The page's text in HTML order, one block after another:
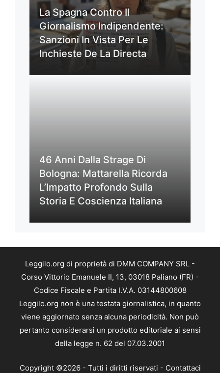
La Spagna Contro Il
Giornalismo Indipendente:
Sanzioni In Vista Per Le
Inchieste De La Directa
46 Anni Dalla Strage Di
Bologna: Mattarella Ricorda
L’Impatto Profondo Sulla
Storia E Coscienza Italiana
Leggilo.org di proprietà di DMM COMPANY SRL -
Corso Vittorio Emanuele II, 13, 03018 Paliano (FR) -
Codice Fiscale e Partita I.V.A. 03144800608
Leggilo.org non è una testata giornalistica, in quanto
viene aggiornato senza alcuna periodicità. Non può
pertanto considerarsi un prodotto editoriale ai sensi
della legge n. 62 del 07.03.2001
Copyright ©2026 - Tutti i diritti riservati - Contattaci